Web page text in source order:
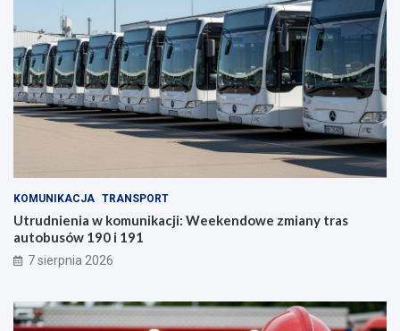
KOMUNIKACJA TRANSPORT
Utrudnienia w komunikacji: Weekendowe zmiany tras
autobusów 190 i 191
7 sierpnia 2026